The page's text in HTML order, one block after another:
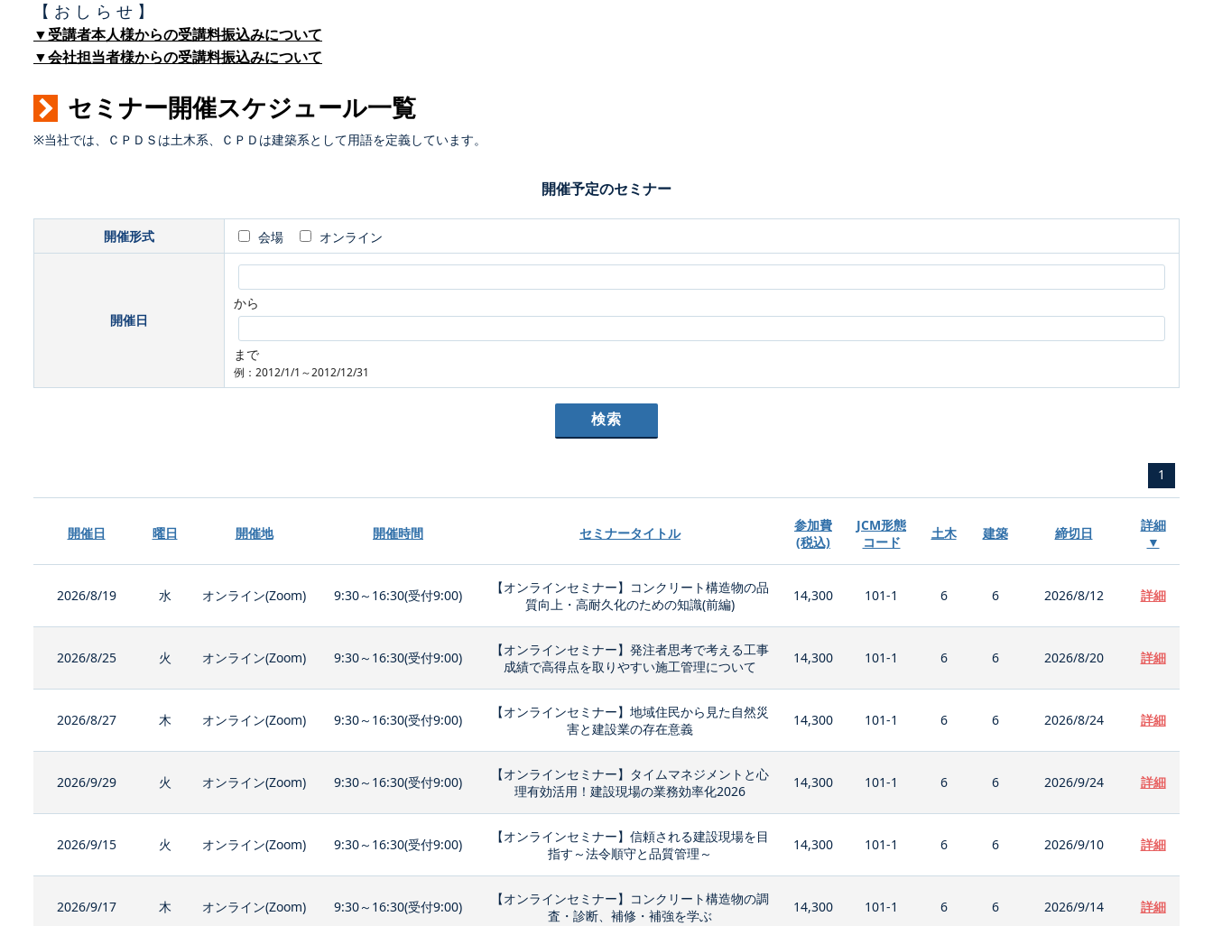
【 お し ら せ 】
▼受講者本人様からの受講料振込みについて
▼会社担当者様からの受講料振込みについて
セミナー開催スケジュール一覧
※当社では、ＣＰＤＳは土木系、ＣＰＤは建築系として用語を定義しています。
開催予定のセミナー
開催形式 会場 オンライン
開催日
から
まで
例：2012/1/1～2012/12/31
1
開催日 曜日 開催地 開催時間 セミナータイトル
参加費
(税込)
JCM形態
コード
土木 建築 締切日
詳細
▼
2026/8/19 水 オンライン(Zoom) 9:30～16:30(受付9:00)
【オンラインセミナー】コンクリート構造物の品
質向上・高耐久化のための知識(前編)
14,300 101-1 6 6 2026/8/12 詳細
2026/8/25 火 オンライン(Zoom) 9:30～16:30(受付9:00)
【オンラインセミナー】発注者思考で考える工事
成績で高得点を取りやすい施工管理について
14,300 101-1 6 6 2026/8/20 詳細
2026/8/27 木 オンライン(Zoom) 9:30～16:30(受付9:00)
【オンラインセミナー】地域住民から見た自然災
害と建設業の存在意義
14,300 101-1 6 6 2026/8/24 詳細
2026/9/29 火 オンライン(Zoom) 9:30～16:30(受付9:00)
【オンラインセミナー】タイムマネジメントと心
理有効活用！建設現場の業務効率化2026
14,300 101-1 6 6 2026/9/24 詳細
2026/9/15 火 オンライン(Zoom) 9:30～16:30(受付9:00)
【オンラインセミナー】信頼される建設現場を目
指す～法令順守と品質管理～
14,300 101-1 6 6 2026/9/10 詳細
2026/9/17 木 オンライン(Zoom) 9:30～16:30(受付9:00)
【オンラインセミナー】コンクリート構造物の調
査・診断、補修・補強を学ぶ
14,300 101-1 6 6 2026/9/14 詳細